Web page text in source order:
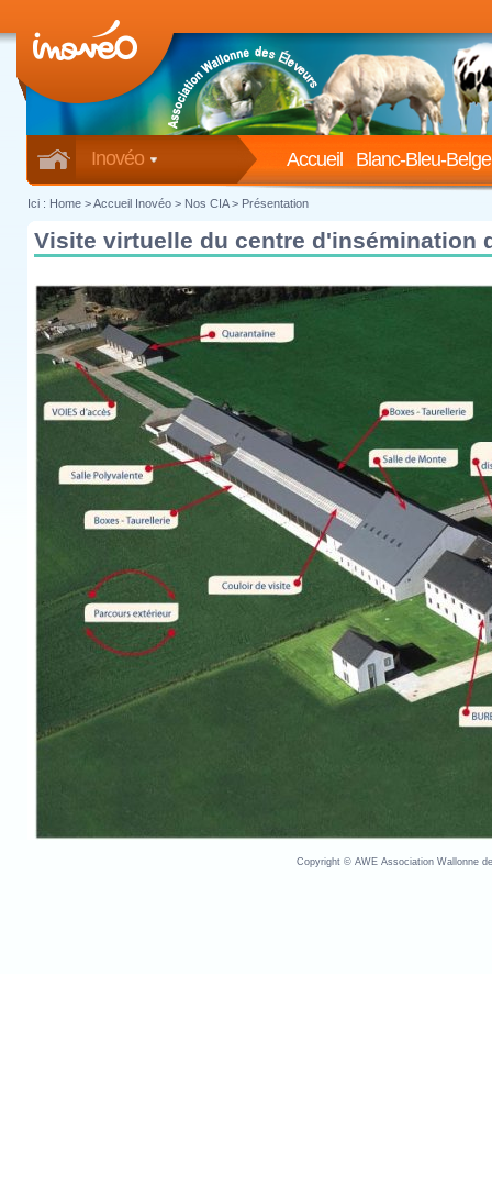
Inovéo Blanc-Bleu-Belge
Accueil
Ici : Home >Accueil Inovéo > Nos CIA > Présentation
Visite virtuelle du centre d'insémination
Copyright © AWE Association Wallonne